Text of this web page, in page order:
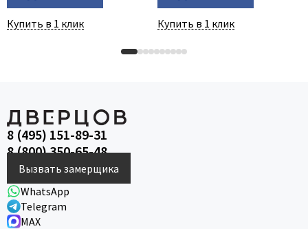
Купить в 1 клик Купить в 1 клик
8 (495) 151-89-31
8 (800) 350-65-48
Вызвать замерщика
WhatsApp
Telegram
MAX